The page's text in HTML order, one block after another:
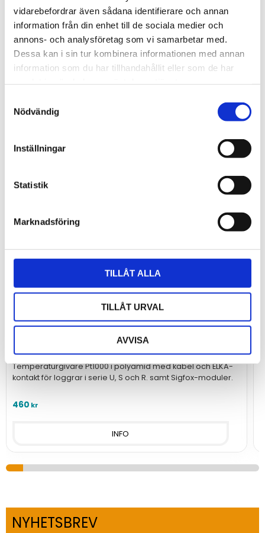
vidarebefordrar även sådana identifierare och annan
information från din enhet till de sociala medier och
annons- och analysföretag som vi samarbetar med.
Dessa kan i sin tur kombinera informationen med annan
information som du har tillhandahållit eller som de har
Nödvändig
Inställningar
Statistik
Marknadsföring
TILLÅT ALLA
TILLÅT URVAL
AVVISA
Bli den första att lämna ett omdöme.
Temperaturgivare i polyamid Pt1000 med kabel
och ELKA-kontakt
Temperaturgivare Pt1000 i polyamid med kabel och ELKA-
kontakt för loggrar i serie U, S och R. samt Sigfox-moduler.
460 kr
INFO
NYHETSBREV